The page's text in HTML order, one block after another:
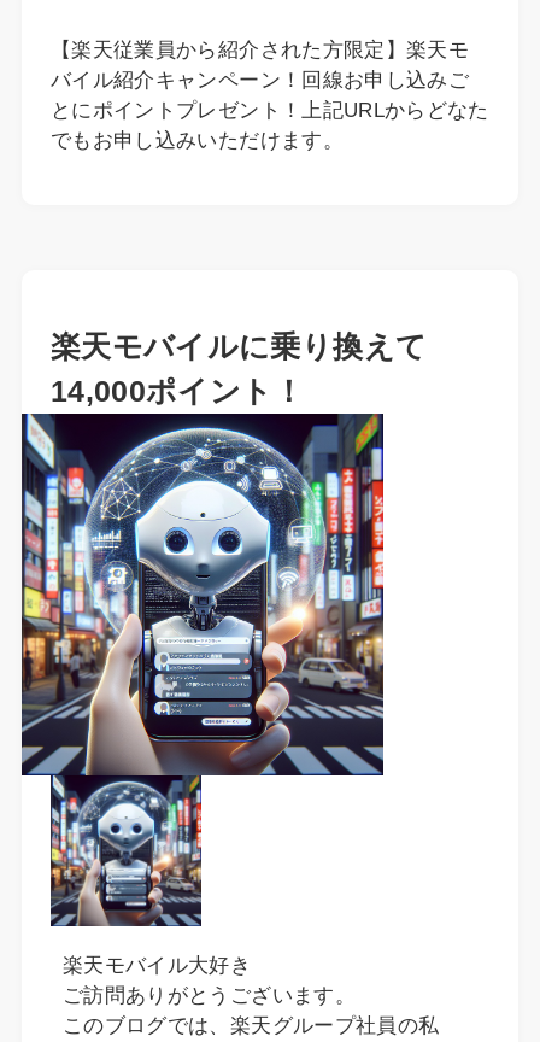
【楽天従業員から紹介された方限定】楽天モ
バイル紹介キャンペーン！回線お申し込みご
とにポイントプレゼント！上記URLからどなた
でもお申し込みいただけます。
楽天モバイルに乗り換えて
14,000ポイント！
楽天モバイル大好き
ご訪問ありがとうございます。
このブログでは、楽天グループ社員の私